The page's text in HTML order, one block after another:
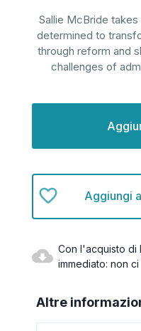
Sallie McBride takes
determined to
through reform and
challenges of
Aggiungi
Con l'acquisto di
immediato: non
Altre